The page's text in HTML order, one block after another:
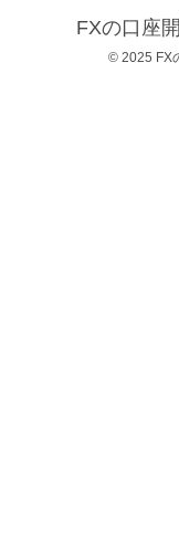
FXの口座
© 2025 FX